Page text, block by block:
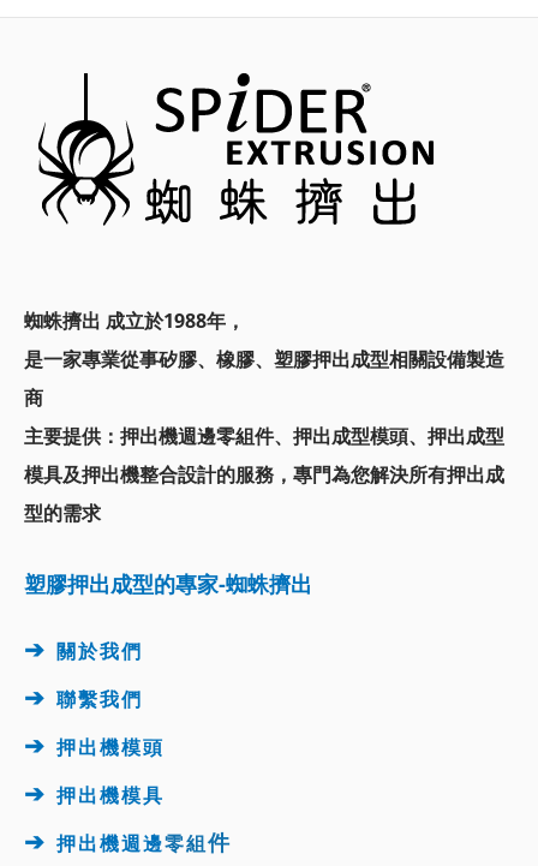
蜘蛛擠出 成立於1988年，
是一家專業從事矽膠、橡膠、塑膠押出成型相關設備製造
商
主要提供： 押出機週邊零組件、押出成型模頭、 押出成型
模具及押出機整合設計的服務， 專門為您解決所有押出成
型的需求
塑膠押出成型的專家-蜘蛛擠出
➔ 關於我們
➔ 聯繫我們
➔ 押出機模頭
➔ 押出機模具
➔ 押出機週邊零組件